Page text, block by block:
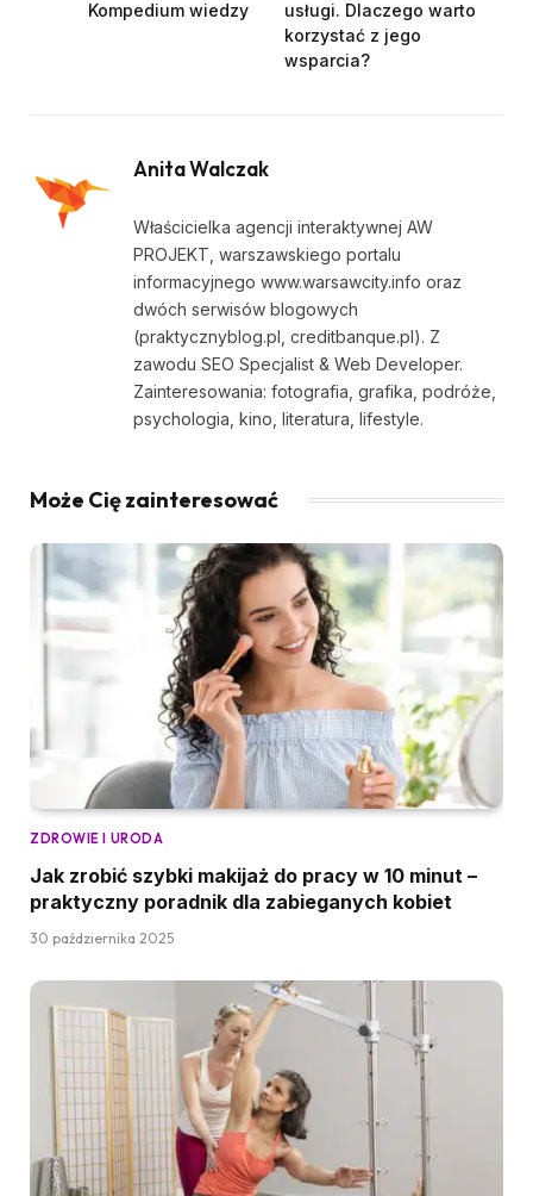
Kompedium wiedzy
usługi. Dlaczego warto
korzystać z jego
wsparcia?
Anita Walczak
Właścicielka agencji interaktywnej AW
PROJEKT, warszawskiego portalu
informacyjnego www.warsawcity.info oraz
dwóch serwisów blogowych
(praktycznyblog.pl, creditbanque.pl). Z
zawodu SEO Specjalist & Web Developer.
Zainteresowania: fotografia, grafika, podróże,
psychologia, kino, literatura, lifestyle.
Może Cię zainteresować
ZDROWIE I URODA
Jak zrobić szybki makijaż do pracy w 10 minut –
praktyczny poradnik dla zabieganych kobiet
30 października 2025